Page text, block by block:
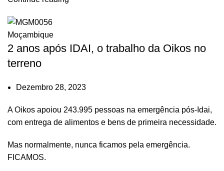
Moçambique
2 anos após IDAI, o trabalho da Oikos no
terreno
Dezembro 28, 2023
A Oikos apoiou 243.995 pessoas na emergência pós-Idai,
com entrega de alimentos e bens de primeira necessidade.
Mas normalmente, nunca ficamos pela emergência.
FICAMOS.